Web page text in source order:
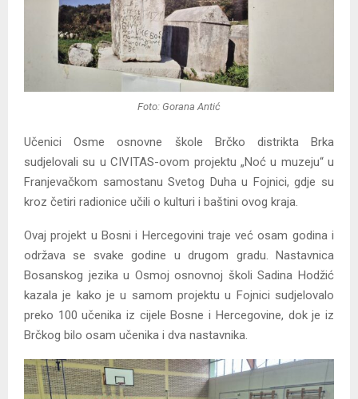
Foto: Gorana Antić
Učenici Osme osnovne škole Brčko distrikta Brka
sudjelovali su u CIVITAS-ovom projektu „Noć u muzeju“ u
Franjevačkom samostanu Svetog Duha u Fojnici, gdje su
kroz četiri radionice učili o kulturi i baštini ovog kraja.
Ovaj projekt u Bosni i Hercegovini traje već osam godina i
održava se svake godine u drugom gradu. Nastavnica
Bosanskog jezika u Osmoj osnovnoj školi Sadina Hodžić
kazala je kako je u samom projektu u Fojnici sudjelovalo
preko 100 učenika iz cijele Bosne i Hercegovine, dok je iz
Brčkog bilo osam učenika i dva nastavnika.